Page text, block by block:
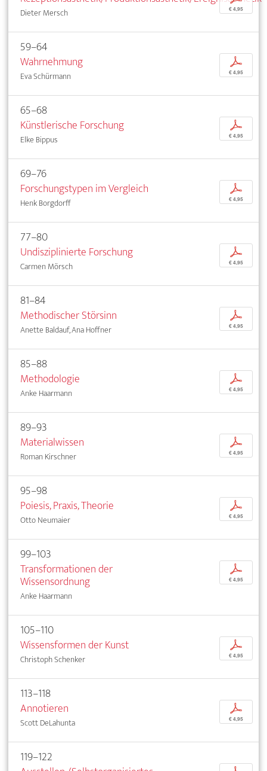
Dieter Mersch € 4,95
59–64
Wahrnehmung
Eva Schürmann
p
€ 4,95
65–68
Künstlerische Forschung
Elke Bippus
p
€ 4,95
69–76
Forschungstypen im Vergleich
Henk Borgdorff
p
€ 4,95
77–80
Undisziplinierte Forschung
Carmen Mörsch
p
€ 4,95
81–84
Methodischer Störsinn
Anette Baldauf, Ana Hoffner
p
€ 4,95
85–88
Methodologie
Anke Haarmann
p
€ 4,95
89–93
Materialwissen
Roman Kirschner
p
€ 4,95
95–98
Poiesis, Praxis, Theorie
Otto Neumaier
p
€ 4,95
99–103
Transformationen der
Wissensordnung
Anke Haarmann
p
€ 4,95
105–110
Wissensformen der Kunst
Christoph Schenker
p
€ 4,95
113–118
Annotieren
Scott DeLahunta
p
€ 4,95
119–122